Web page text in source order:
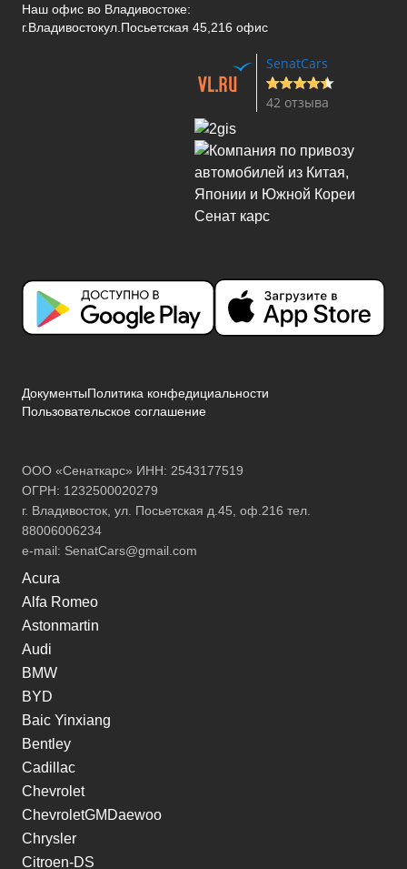
Наш офис во Владивостоке:
г.Владивостокул.Посьетская 45,216 офис
SenatCars
42 отзыва
ДокументыПолитика конфедициальности
Пользовательское соглашение
ООО «Сенаткарс» ИНН: 2543177519
ОГРН: 1232500020279
г. Владивосток, ул. Посьетская д.45, оф.216 тел.
88006006234
e-mail: SenatCars@gmail.com
Acura
Alfa Romeo
Astonmartin
Audi
BMW
BYD
Baic Yinxiang
Bentley
Cadillac
Chevrolet
ChevroletGMDaewoo
Chrysler
Citroen-DS